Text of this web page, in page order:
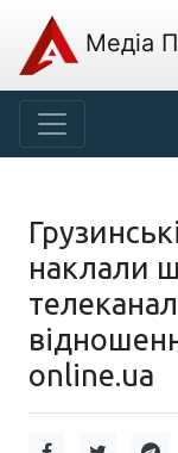
Медіа
наклали
online.ua